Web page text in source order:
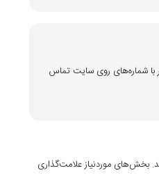
با شماره‌های روی سایت تماس
بخش‌های موردنیاز علامت‌گذاری